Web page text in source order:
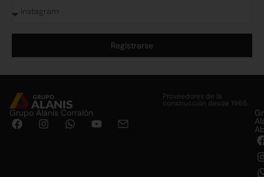
Registrarse
Proveedores de la
construcción desde 1965.
Grupo Alanis Corralón